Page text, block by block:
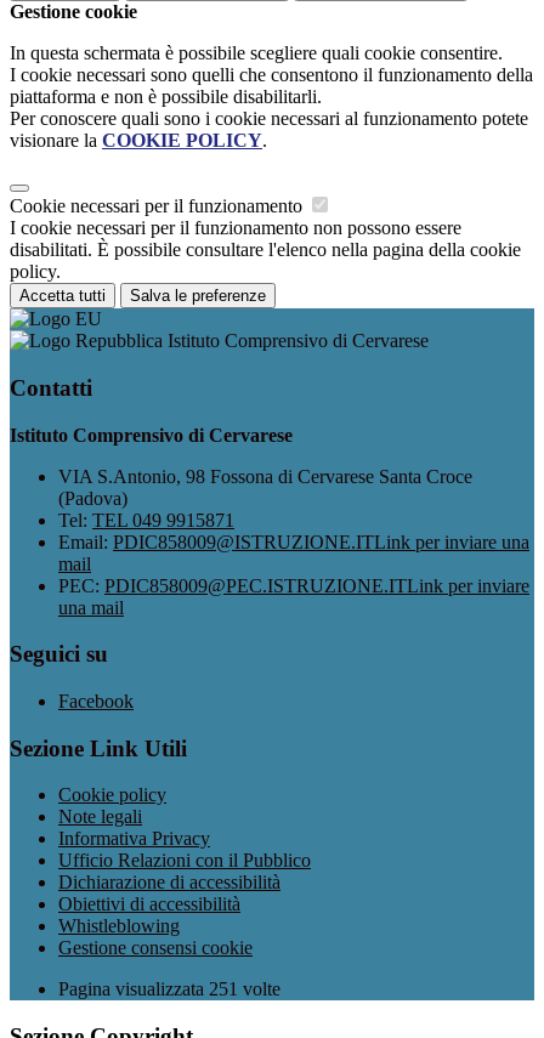
Gestione cookie
In questa schermata è possibile scegliere quali cookie consentire.
I cookie necessari sono quelli che consentono il funzionamento della
piattaforma e non è possibile disabilitarli.
Per conoscere quali sono i cookie necessari al funzionamento potete
visionare la COOKIE POLICY.
Cookie necessari per il funzionamento
I cookie necessari per il funzionamento non possono essere
disabilitati. È possibile consultare l'elenco nella pagina della cookie
policy.
Accetta tutti Salva le preferenze
Istituto Comprensivo di Cervarese
Contatti
Istituto Comprensivo di Cervarese
VIA S.Antonio, 98 Fossona di Cervarese Santa Croce
(Padova)
Tel: TEL 049 9915871
Email: PDIC858009@ISTRUZIONE.ITLink per inviare una
mail
PEC: PDIC858009@PEC.ISTRUZIONE.ITLink per inviare
una mail
Seguici su
Facebook
Sezione Link Utili
Cookie policy
Note legali
Informativa Privacy
Ufficio Relazioni con il Pubblico
Dichiarazione di accessibilità
Obiettivi di accessibilità
Whistleblowing
Gestione consensi cookie
Pagina visualizzata 251 volte